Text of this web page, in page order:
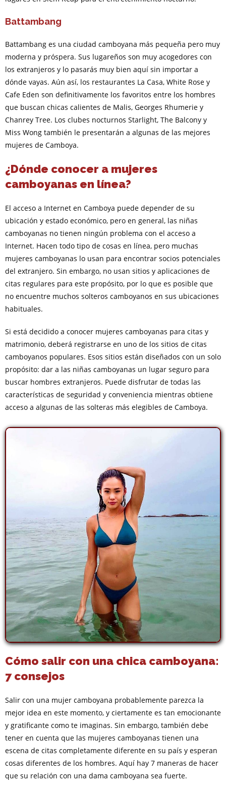
Battambang
Battambang es una ciudad camboyana más pequeña pero muy
moderna y próspera. Sus lugareños son muy acogedores con
los extranjeros y lo pasarás muy bien aquí sin importar a
dónde vayas. Aún así, los restaurantes La Casa, White Rose y
Cafe Eden son definitivamente los favoritos entre los hombres
que buscan chicas calientes de Malis, Georges Rhumerie y
Chanrey Tree. Los clubes nocturnos Starlight, The Balcony y
Miss Wong también le presentarán a algunas de las mejores
mujeres de Camboya.
¿Dónde conocer a mujeres
camboyanas en línea?
El acceso a Internet en Camboya puede depender de su
ubicación y estado económico, pero en general, las niñas
camboyanas no tienen ningún problema con el acceso a
Internet. Hacen todo tipo de cosas en línea, pero muchas
mujeres camboyanas lo usan para encontrar socios potenciales
del extranjero. Sin embargo, no usan sitios y aplicaciones de
citas regulares para este propósito, por lo que es posible que
no encuentre muchos solteros camboyanos en sus ubicaciones
habituales.
Si está decidido a conocer mujeres camboyanas para citas y
matrimonio, deberá registrarse en uno de los sitios de citas
camboyanos populares. Esos sitios están diseñados con un solo
propósito: dar a las niñas camboyanas un lugar seguro para
buscar hombres extranjeros. Puede disfrutar de todas las
características de seguridad y conveniencia mientras obtiene
acceso a algunas de las solteras más elegibles de Camboya.
Cómo salir con una chica camboyana:
7 consejos
Salir con una mujer camboyana probablemente parezca la
mejor idea en este momento, y ciertamente es tan emocionante
y gratificante como te imaginas. Sin embargo, también debe
tener en cuenta que las mujeres camboyanas tienen una
escena de citas completamente diferente en su país y esperan
cosas diferentes de los hombres. Aquí hay 7 maneras de hacer
que su relación con una dama camboyana sea fuerte.